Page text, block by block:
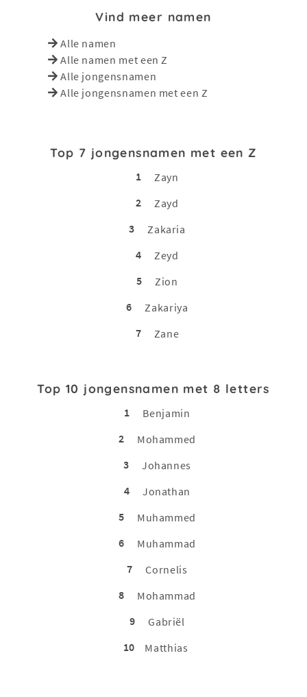
Vind meer namen
Alle namen
Alle namen met een Z
Alle jongensnamen
Alle jongensnamen met een Z
Top 7 jongensnamen met een Z
1
Zayn
2
Zayd
3
Zakaria
4
Zeyd
5
Zion
6
Zakariya
7
Zane
Top 10 jongensnamen met 8 letters
1
Benjamin
2
Mohammed
3
Johannes
4
Jonathan
5
Muhammed
6
Muhammad
7
Cornelis
8
Mohammad
9
Gabriël
10
Matthias